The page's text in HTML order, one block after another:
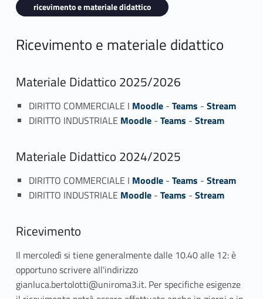
ricevimento e materiale didattico
Ricevimento e materiale didattico
Materiale Didattico 2025/2026
DIRITTO COMMERCIALE I Moodle- Teams - Stream
DIRITTO INDUSTRIALE Moodle- Teams - Stream
Materiale Didattico 2024/2025
DIRITTO COMMERCIALE I Moodle- Teams - Stream
DIRITTO INDUSTRIALE Moodle- Teams - Stream
Ricevimento
Il mercoledì si tiene generalmente dalle 10.40 alle 12: è
opportuno scrivere all'indirizzo
gianluca.bertolotti@uniroma3.it. Per specifiche esigenze